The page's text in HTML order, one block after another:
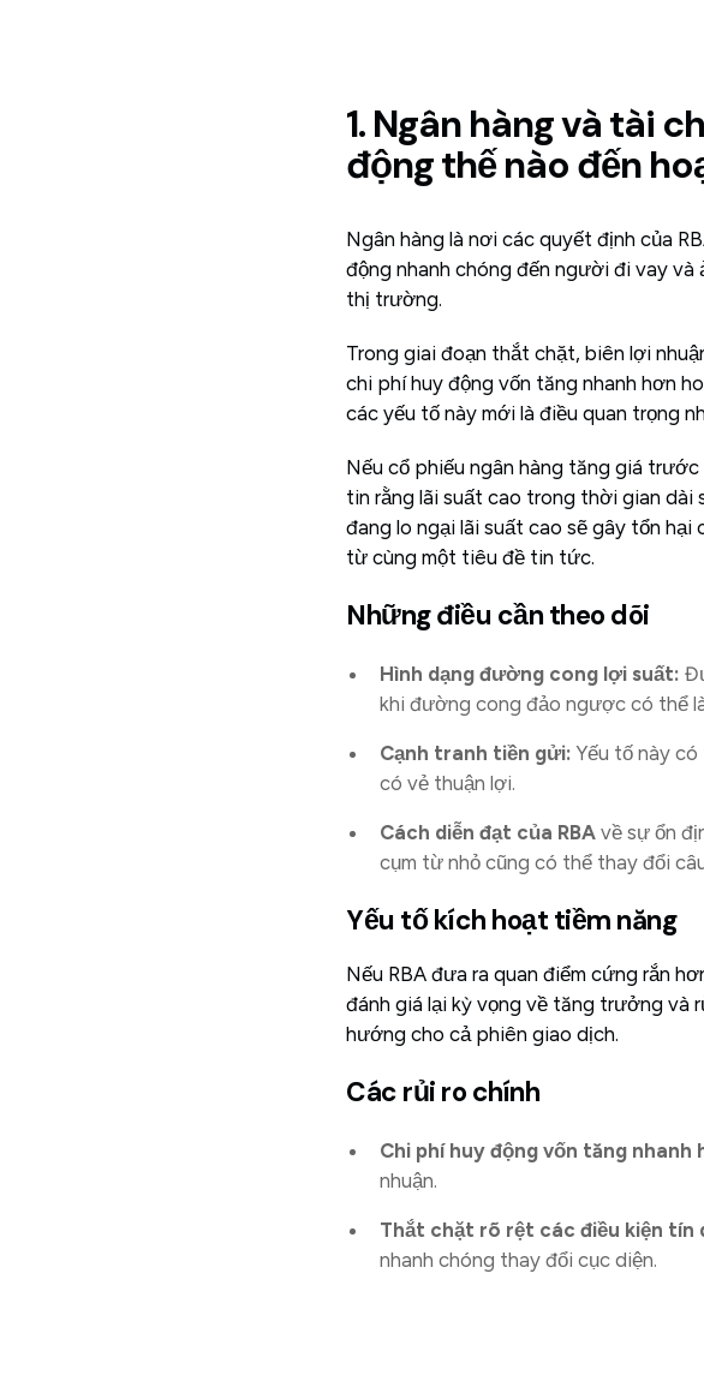
1. Ngân hàng và tài
động thế nào đến
Ngân hàng là nơi các quyết định của
động nhanh chóng đến người đi vay
thị trường.
Trong giai đoạn thắt chặt, biên lợi
chi phí huy động vốn tăng nhanh hơn
các yếu tố này mới là điều quan trọng
Nếu cổ phiếu ngân hàng tăng giá
tin rằng lãi suất cao trong thời gian dài
đang lo ngại lãi suất cao sẽ gây tổn
từ cùng một tiêu đề tin tức.
Những điều cần theo dõi
Hình dạng đường cong lợi suất:
khi đường cong đảo ngược có thể
Cạnh tranh tiền gửi: Yếu tố này
có vẻ thuận lợi.
Cách diễn đạt của RBA về sự ổn
cụm từ nhỏ cũng có thể thay đổi
Yếu tố kích hoạt tiềm năng
Nếu RBA đưa ra quan điểm cứng rắn
đánh giá lại kỳ vọng về tăng trưởng và
hướng cho cả phiên giao dịch.
Các rủi ro chính
Chi phí huy động vốn tăng
nhuận.
Thắt chặt rõ rệt các điều kiện tín
nhanh chóng thay đổi cục diện.